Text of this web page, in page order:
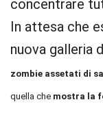
concentrare
In attesa che
nuova galleria
zombie assetati di
quella che mostra la